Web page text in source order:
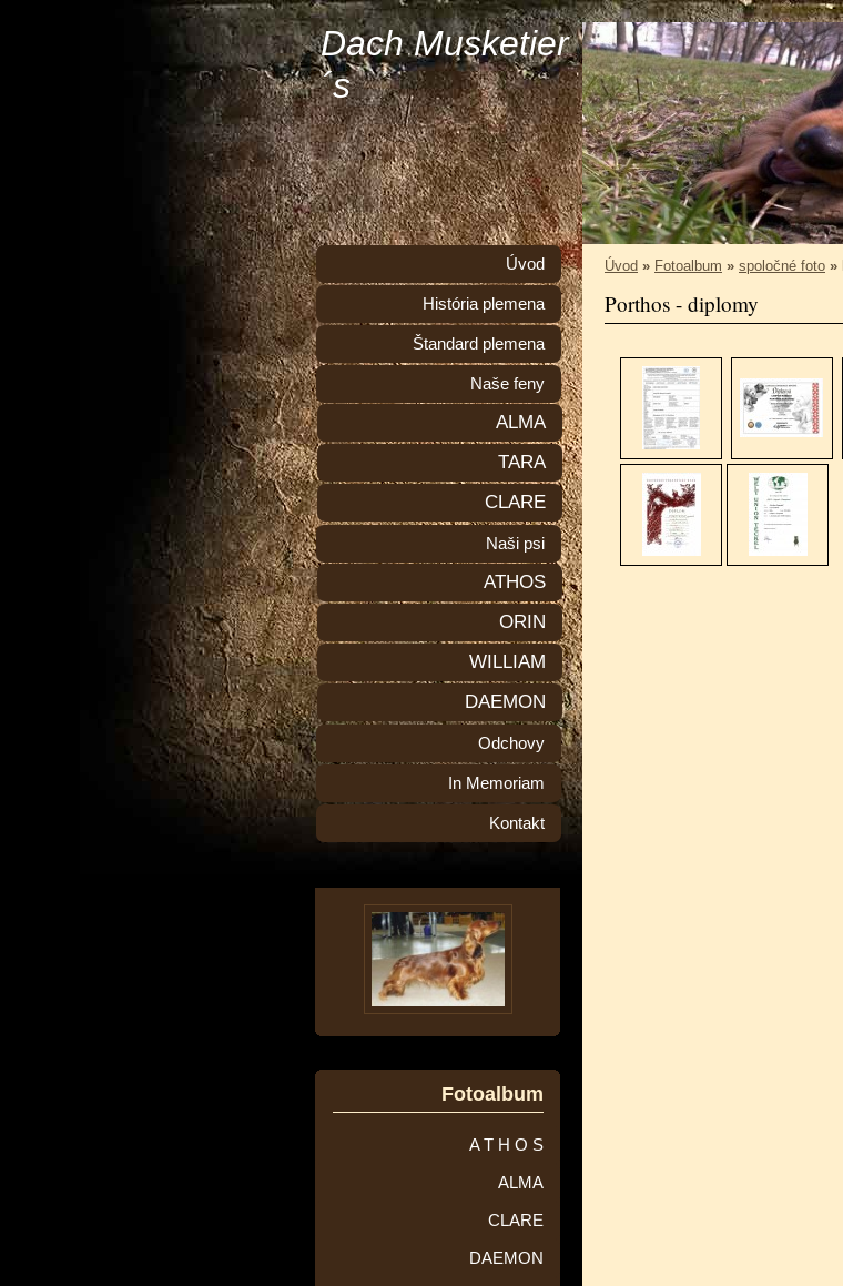
Dach Musketier
´s
Úvod » Fotoalbum » spoločné foto »
Porthos - diplomy
Úvod
História plemena
Štandard plemena
Naše feny
ALMA
TARA
CLARE
Naši psi
ATHOS
ORIN
WILLIAM
DAEMON
Odchovy
In Memoriam
Kontakt
Fotoalbum
A T H O S
ALMA
CLARE
DAEMON